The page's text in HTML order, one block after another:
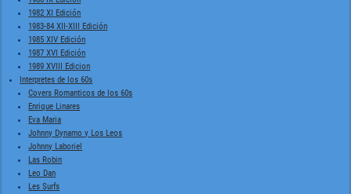
1982 XI Edición
1983-84 XII-XIII Edición
1985 XIV Edición
1987 XVI Edición
1989 XVIII Edicion
Interpretes de los 60s
Covers Romanticos de los 60s
Enrique Linares
Eva Maria
Johnny Dynamo y Los Leos
Johnny Laboriel
Las Robin
Leo Dan
Les Surfs